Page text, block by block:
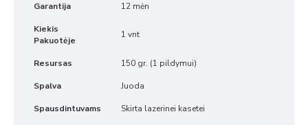
Garantija 12 mėn
Kiekis
Pakuotėje
1 vnt
Resursas 150 gr. (1 pildymui)
Spalva Juoda
Spausdintuvams Skirta lazerinei kasetei